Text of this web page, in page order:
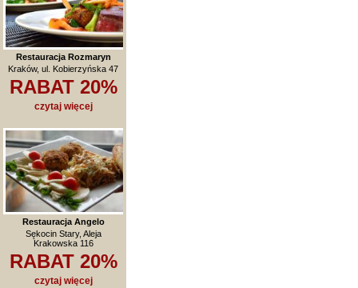
Restauracja Rozmaryn
Kraków, ul. Kobierzyńska 47
RABAT 20%
czytaj więcej
Restauracja Angelo
Sękocin Stary, Aleja
Krakowska 116
RABAT 20%
czytaj więcej